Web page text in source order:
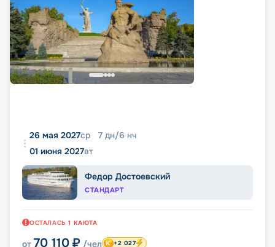
26 мая 2027ср 7 дн/6 нч
01 июня 2027вт
Федор Достоевский
СТАНДАРТ
ОСТАЛАСЬ 1 КАЮТА
от 70 110 ₽ /чел +2 027